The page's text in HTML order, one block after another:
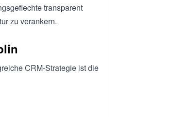
transparent
zu verankern.
CRM-Strategie ist die